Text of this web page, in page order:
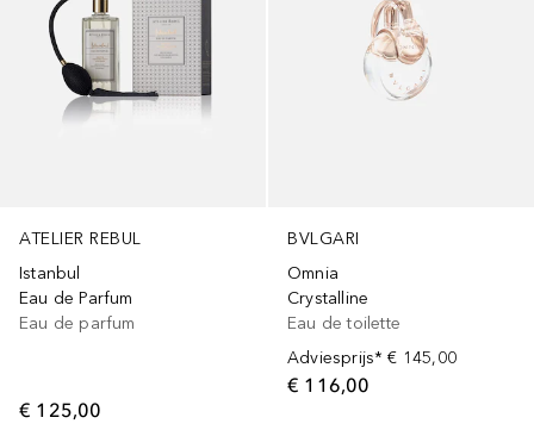
ATELIER REBUL
Istanbul
Eau de Parfum
Eau de parfum
€ 125,00
BVLGARI
Omnia
Crystalline
Eau de toilette
Adviesprijs* € 145,00
€ 116,00